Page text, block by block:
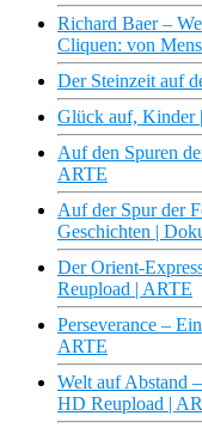
Richard Baer –
Cliquen: von
Der Steinzeit auf
Glück auf, Kinder
Auf den Spuren
ARTE
Auf der Spur der
Geschichten |
Der Orient-
Reupload | ARTE
Perseverance –
ARTE
Welt auf Abstand
HD Reupload |